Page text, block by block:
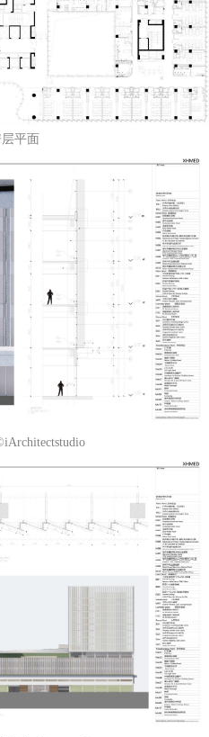
平面